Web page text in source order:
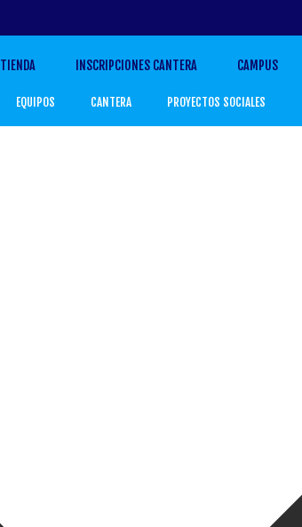
TIENDA INSCRIPCIONES CANTERA CAMPUS
EQUIPOS CANTERA PROYECTOS SOCIALES